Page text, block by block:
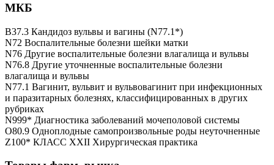
МКБ
B37.3 Кандидоз вульвы и вагины (N77.1*)
N72 Воспалительные болезни шейки матки
N76 Другие воспалительные болезни влагалища и вульвы
N76.8 Другие уточненные воспалительные болезни
влагалища и вульвы
N77.1 Вагинит, вульвит и вульвовагинит при инфекционных
и паразитарных болезнях, классифицированных в других
рубриках
N999* Диагностика заболеваний мочеполовой системы
O80.9 Одноплодные самопроизвольные роды неуточненные
Z100* КЛАСС XXII Хирургическая практика